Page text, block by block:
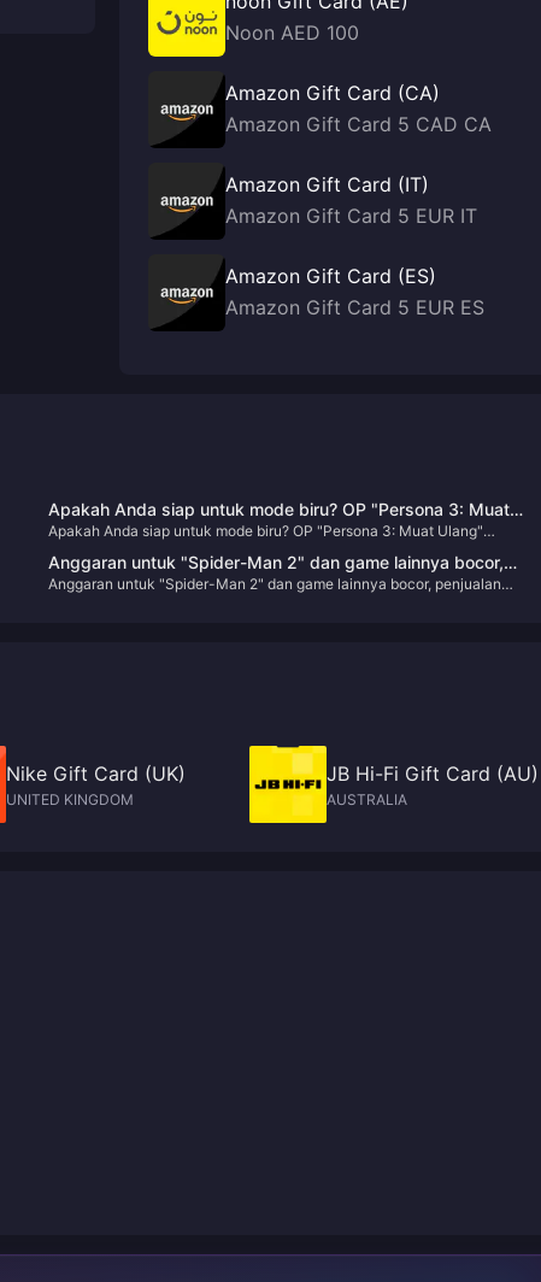
Noon AED 100
Amazon Gift Card (CA)
Amazon Gift Card 5 CAD CA
Amazon Gift Card (IT)
Amazon Gift Card 5 EUR IT
Amazon Gift Card (ES)
Amazon Gift Card 5 EUR ES
Apakah Anda siap untuk mode biru? OP "Persona 3: Muat
Ulang" diluncurkan
Apakah Anda siap untuk mode biru? OP "Persona 3: Muat Ulang"
Anggaran untuk "Spider-Man 2" dan game lainnya bocor,
penjualan "Spider-Man: Miles Morales" mencapai 10,2 juta
Anggaran untuk "Spider-Man 2" dan game lainnya bocor, penjualan
Nike Gift Card (UK)
UNITED KINGDOM
JB Hi-Fi Gift Card (AU)
AUSTRALIA